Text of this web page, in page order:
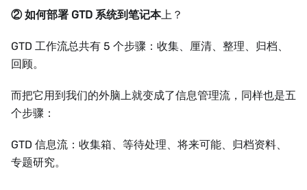
② 如何部署 GTD 系统到笔记本上？
GTD 工作流总共有 5 个步骤：收集、厘清、整理、归档、
回顾。
而把它用到我们的外脑上就变成了信息管理流，同样也是五
个步骤：
GTD 信息流：收集箱、等待处理、将来可能、归档资料、
专题研究。